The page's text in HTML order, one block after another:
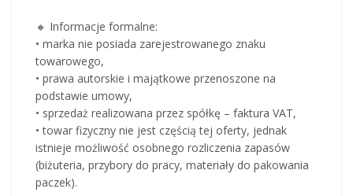
🔸 Informacje formalne:
• marka nie posiada zarejestrowanego znaku
towarowego,
• prawa autorskie i majątkowe przenoszone na
podstawie umowy,
• sprzedaż realizowana przez spółkę – faktura VAT,
• towar fizyczny nie jest częścią tej oferty, jednak
istnieje możliwość osobnego rozliczenia zapasów
(biżuteria, przybory do pracy, materiały do pakowania
paczek).